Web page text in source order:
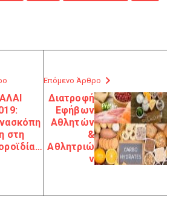
στη
Επόμενο Άρθρο
Διατροφή
Εφήβων
Αθλητών
&
Αθλητριώ
ν